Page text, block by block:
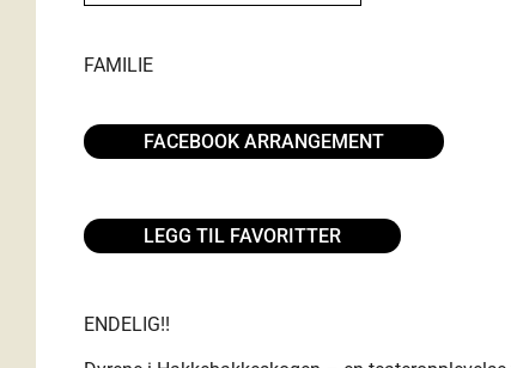
FAMILIE
FACEBOOK ARRANGEMENT
LEGG TIL FAVORITTER
ENDELIG!!